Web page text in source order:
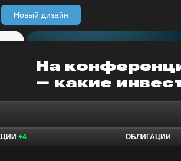
Новый дизайн
+4 ОБЛИГАЦИИ